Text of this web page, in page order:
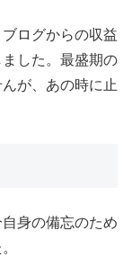
ログからの収益
した。最盛期の
が、あの時に止
身の備忘のため